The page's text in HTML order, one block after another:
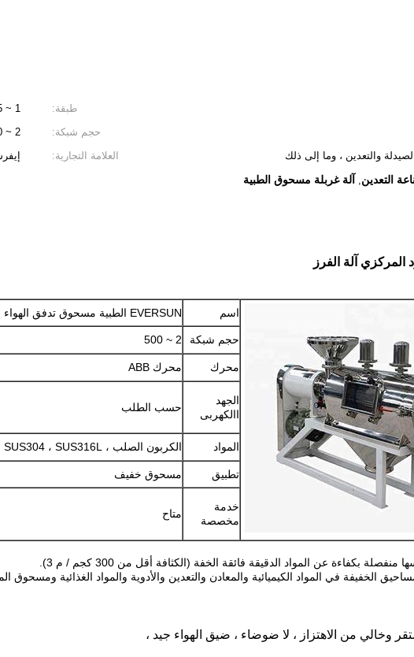
طبقة:
1 ~ 5
حجم شبكة:
2 ~ 500
والتعدين ، وما إلى ذلك العلامة التجارية:
التعدين, آلة غربلة مسحوق الطبية
اسم EVERSUN الطبية مسحوق تدفق الهواء الطرد المركزي آلة الفرز
حجم شبكة 2 ~ 500
محرك محرك ABB
الجهد
االكهربى
حسب الطلب
المواد الكربون الصلب ، SUS304 ، SUS316L
تطبيق مسحوق خفيف
خدمة
مخصصة
متاح
بكفاءة عن المواد الدقيقة فائقة الخفة (الكثافة أقل من 300 كجم / م 3).
الخفيفة في المواد الكيميائية والمعادن والتعدين والأدوية والمواد الغذائية ومسحوق